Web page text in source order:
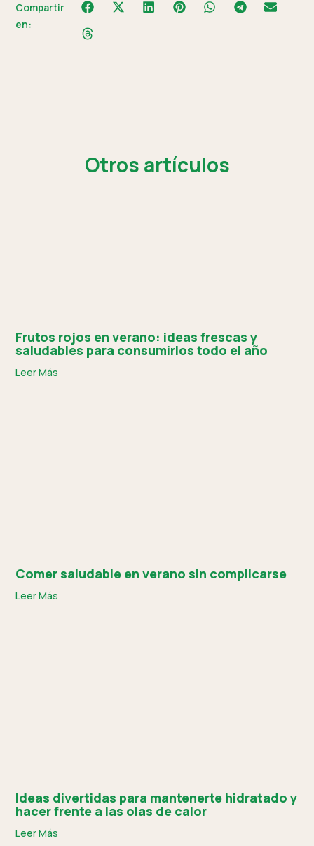
Compartir
en:
Otros artículos
Frutos rojos en verano: ideas frescas y
saludables para consumirlos todo el año
Leer Más
Comer saludable en verano sin complicarse
Leer Más
Ideas divertidas para mantenerte hidratado y
hacer frente a las olas de calor
Leer Más